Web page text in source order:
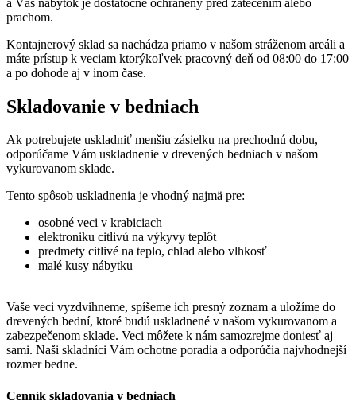
prachom.
Kontajnerový sklad sa nachádza priamo v našom stráženom areáli a
máte prístup k veciam ktorýkoľvek pracovný deň od 08:00 do 17:00
a po dohode aj v inom čase.
Skladovanie v bedniach
Ak potrebujete uskladniť menšiu zásielku na prechodnú dobu,
odporúčame Vám uskladnenie v drevených bedniach v našom
vykurovanom sklade.
Tento spôsob uskladnenia je vhodný najmä pre:
osobné veci v krabiciach
elektroniku citlivú na výkyvy teplôt
predmety citlivé na teplo, chlad alebo vlhkosť
malé kusy nábytku
Vaše veci vyzdvihneme, spíšeme ich presný zoznam a uložíme do
drevených bední, ktoré budú uskladnené v našom vykurovanom a
zabezpečenom sklade. Veci môžete k nám samozrejme doniesť aj
sami. Naši skladníci Vám ochotne poradia a odporúčia najvhodnejší
rozmer bedne.
Cenník skladovania v bedniach